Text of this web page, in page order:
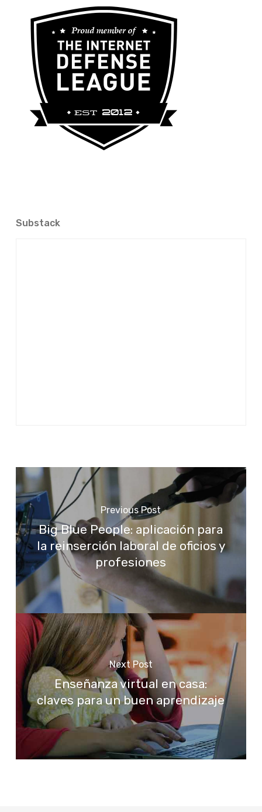
Substack
Previous Post
Big Blue People: aplicación para
la reinserción laboral de oficios y
profesiones
Next Post
Enseñanza virtual en casa:
claves para un buen aprendizaje